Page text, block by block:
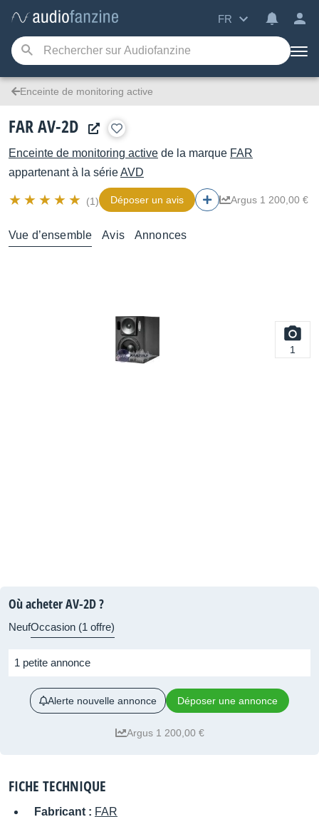
FR
Enceinte de monitoring active
FAR AV-2D
Enceinte de monitoring active de la marque FAR
appartenant à la sérieAVD
(1) Déposer un avis Argus 1 200,00 €
Vue d’ensemble Avis Annonces
1
Où acheter AV-2D ?
NeufOccasion (1 offre)
1 petite annonce
Alerte nouvelle annonce Déposer une annonce
Argus 1 200,00 €
FICHE TECHNIQUE
Fabricant : FAR